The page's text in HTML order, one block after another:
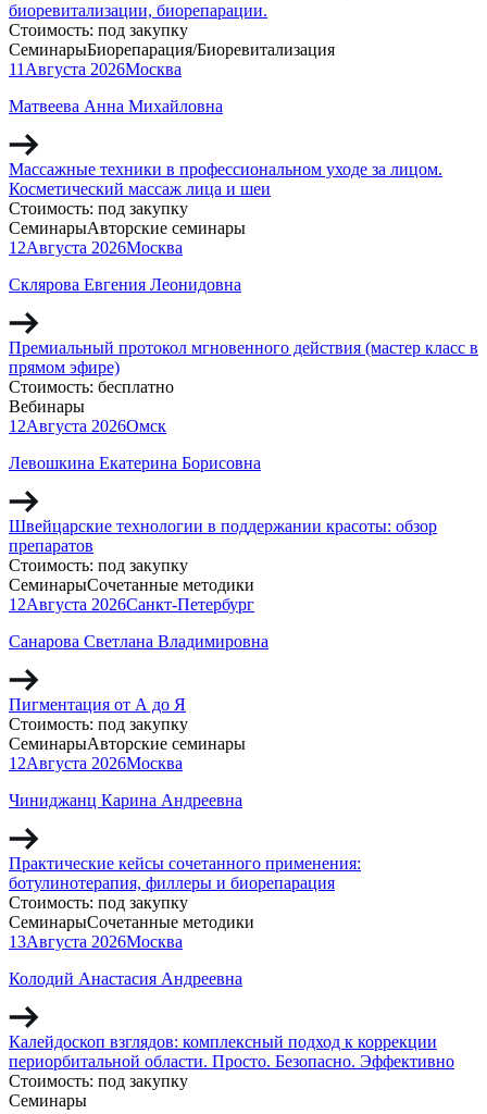
биоревитализации, биорепарации.
Стоимость: под закупку
СеминарыБиорепарация/Биоревитализация
11 Августа 2026Москва
Матвеева Анна Михайловна
Массажные техники в профессиональном уходе за лицом.
Косметический массаж лица и шеи
Стоимость: под закупку
СеминарыАвторские семинары
12Августа 2026Москва
Склярова Евгения Леонидовна
Премиальный протокол мгновенного действия (мастер класс в
прямом эфире)
Стоимость: бесплатно
Вебинары
12Августа 2026Омск
Левошкина Екатерина Борисовна
Швейцарские технологии в поддержании красоты: обзор
препаратов
Стоимость: под закупку
СеминарыСочетанные методики
12Августа 2026Санкт-Петербург
Санарова Светлана Владимировна
Пигментация от А до Я
Стоимость: под закупку
СеминарыАвторские семинары
12Августа 2026Москва
Чиниджанц Карина Андреевна
Практические кейсы сочетанного применения:
ботулинотерапия, филлеры и биорепарация
Стоимость: под закупку
СеминарыСочетанные методики
13Августа 2026Москва
Колодий Анастасия Андреевна
Калейдоскоп взглядов: комплексный подход к коррекции
периорбитальной области. Просто. Безопасно. Эффективно
Стоимость: под закупку
Семинары